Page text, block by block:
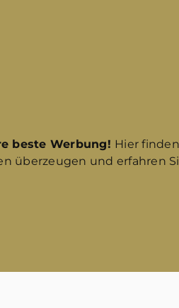
beste Werbung! Hier
überzeugen und erfahren